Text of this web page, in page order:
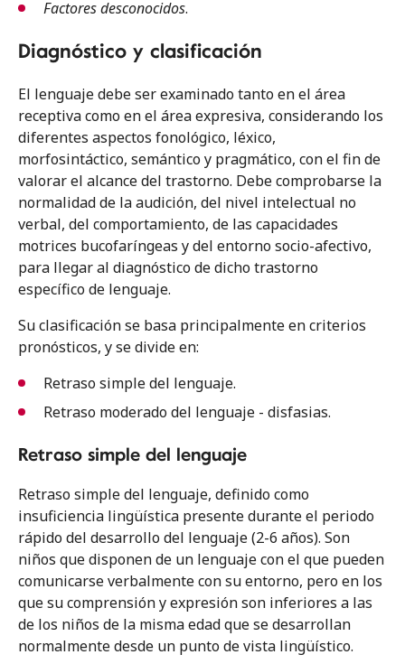
Factores desconocidos.
Diagnóstico y clasificación
El lenguaje debe ser examinado tanto en el área
receptiva como en el área expresiva, considerando los
diferentes aspectos fonológico, léxico,
morfosintáctico, semántico y pragmático, con el fin de
valorar el alcance del trastorno. Debe comprobarse la
normalidad de la audición, del nivel intelectual no
verbal, del comportamiento, de las capacidades
motrices bucofaríngeas y del entorno socio-afectivo,
para llegar al diagnóstico de dicho trastorno
específico de lenguaje.
Su clasificación se basa principalmente en criterios
pronósticos, y se divide en:
Retraso simple del lenguaje.
Retraso moderado del lenguaje - disfasias.
Retraso simple del lenguaje
Retraso simple del lenguaje, definido como
insuficiencia lingüística presente durante el periodo
rápido del desarrollo del lenguaje (2-6 años). Son
niños que disponen de un lenguaje con el que pueden
comunicarse verbalmente con su entorno, pero en los
que su comprensión y expresión son inferiores a las
de los niños de la misma edad que se desarrollan
normalmente desde un punto de vista lingüístico.